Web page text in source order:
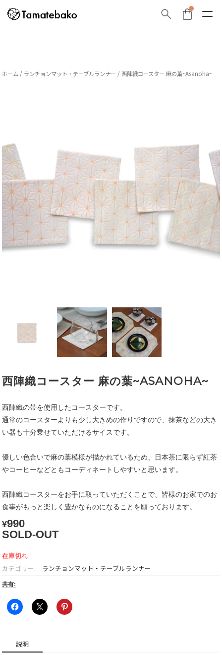
ホーム / ランチョンマット・テーブルランナー / 西陣織コースター 麻の葉~Asanoha~
西陣織コースター 麻の葉~ASANOHA~
西陣織の帯を使用したコースターです。
通常のコースターよりも少し大きめの作りですので、抹茶などの大き
い器も十分乗せていただけるサイスです。
優しい色合いで麻の葉模様が描かれているため、日本茶に限らず紅茶
やコーヒーなどともコーディネートしやすいと思います。
西陣織コースターをお手に取っていただくことで、皆様のお家でのお
食事がもっと楽しく豊かなものになることを願っております。
¥990
SOLD-OUT
在庫切れ
カテゴリー: ランチョンマット・テーブルランナー
共有:
説明